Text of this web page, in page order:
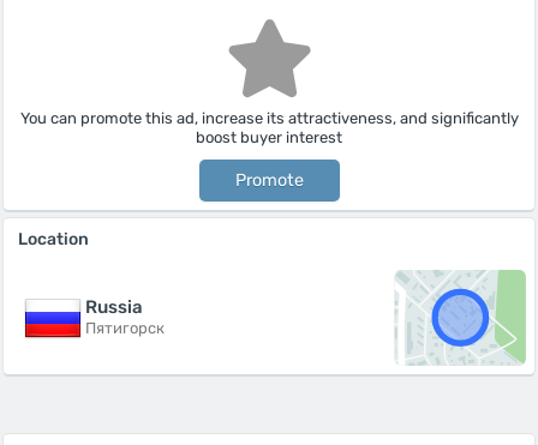
You can promote this ad, increase its attractiveness, and significantly
boost buyer interest
Promote
Location
Russia
Пятигорск